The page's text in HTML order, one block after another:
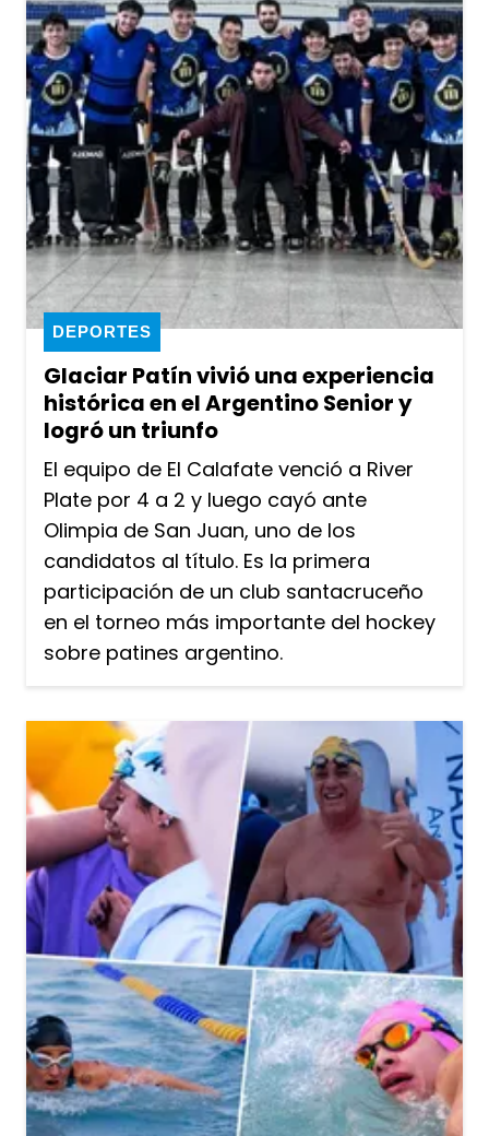
Glaciar Patín vivió una experiencia
histórica en el Argentino Senior y
logró un triunfo
DEPORTES
El equipo de El Calafate venció a River
Plate por 4 a 2 y luego cayó ante
Olimpia de San Juan, uno de los
candidatos al título. Es la primera
participación de un club santacruceño
en el torneo más importante del hockey
sobre patines argentino.